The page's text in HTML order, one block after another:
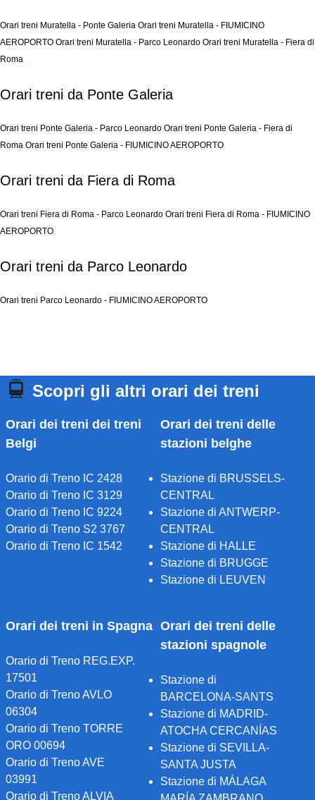
Orari treni Muratella - Ponte Galeria Orari treni Muratella - FIUMICINO
AEROPORTO Orari treni Muratella - Parco Leonardo Orari treni Muratella - Fiera di
Roma
Orari treni da Ponte Galeria
Orari treni Ponte Galeria - Parco Leonardo Orari treni Ponte Galeria - Fiera di
Roma Orari treni Ponte Galeria - FIUMICINO AEROPORTO
Orari treni da Fiera di Roma
Orari treni Fiera di Roma - Parco Leonardo Orari treni Fiera di Roma - FIUMICINO
AEROPORTO
Orari treni da Parco Leonardo
Orari treni Parco Leonardo - FIUMICINO AEROPORTO
Scopri gli altri orari dei treni
Orari dei treni dei treni
Belgi
Orario di Treno IC 2428
Orario di Treno IC 3129
Orario di Treno IC 9224
Orario di Treno S2 3767
Orario di Treno IC 1542
Orari dei treni delle
stazioni belghe
Stazione di BRUSSELS-
CENTRAL
Stazione di ANTWERP-
CENTRAL
Stazione di HALLE
Stazione di BRUGGE
Stazione di LEUVEN
Orari dei treni in Spagna
Orario di Treno REG.EXP.
17501
Orario di Treno AVLO
06304
Orario di Treno TORRE
ORO 00694
Orario di Treno AVE
03991
Orario di Treno ALVIA
Orari dei treni delle
stazioni spagnole
Stazione di
BARCELONA-SANTS
Stazione di MADRID-
ATOCHA CERCANÍAS
Stazione di SEVILLA-
SANTA JUSTA
Stazione di MÁLAGA